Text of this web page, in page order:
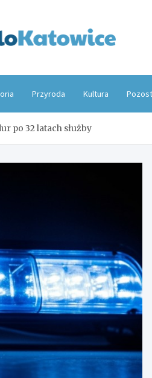
Przyroda Kultura
po 32 latach służby